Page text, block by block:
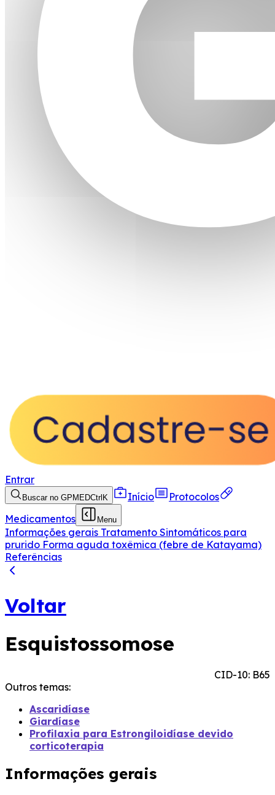
Entrar
Buscar no GPMEDCtrl K Início
Protocolos
Medicamentos
Menu
Informações gerais Tratamento Sintomáticos para
prurido Forma aguda toxêmica (febre de Katayama)
Referências
Voltar
Esquistossomose
CID-10: B65
Outros temas:
Ascaridíase
Giardíase
Profilaxia para Estrongiloidíase devido
corticoterapia
Informações gerais